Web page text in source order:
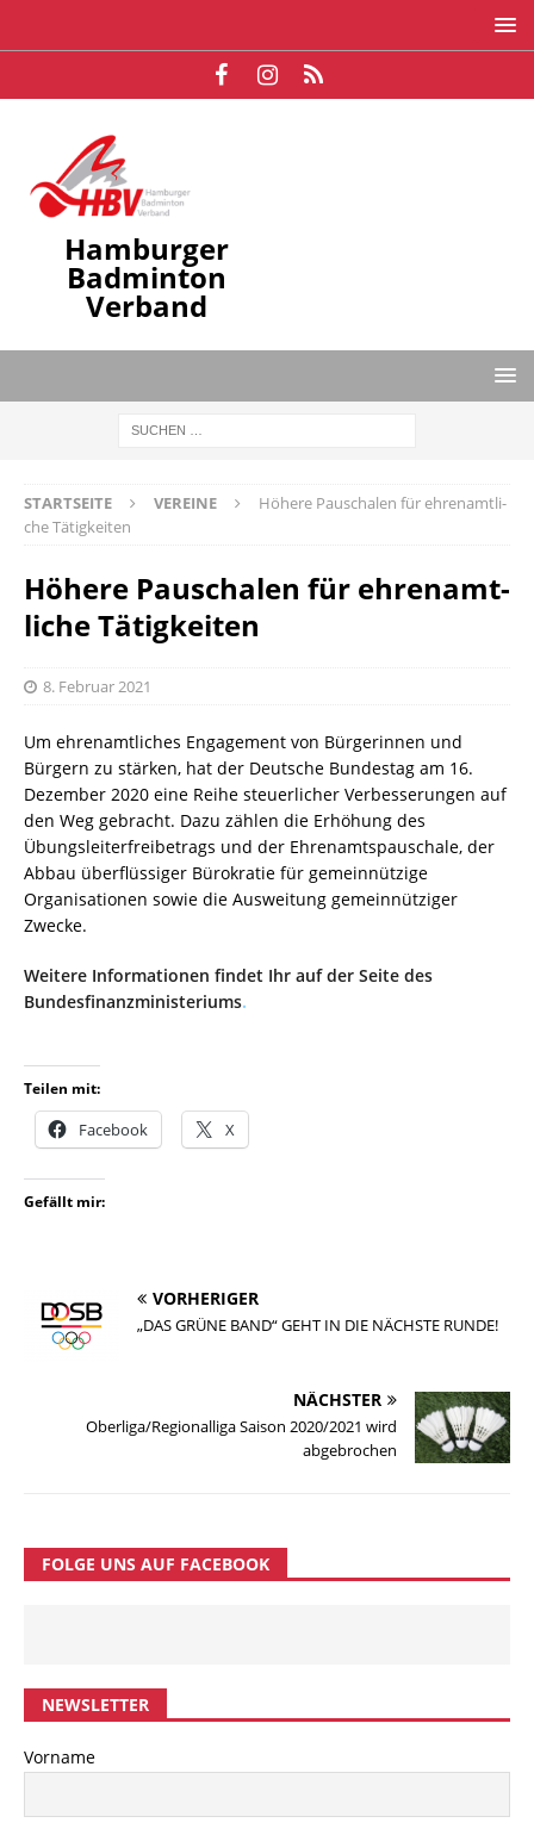
Hamburger
Badminton
Verband
STARTSEITE VEREINE
Hö­he­re Pau­scha­len für eh­ren­amt­li­
che Tä­tig­kei­ten
Hö­he­re Pau­scha­len für eh­ren­amt­
li­che Tä­tig­kei­ten
8. Februar 2021
Um ehrenamtliches Engagement von Bürgerinnen und
Bürgern zu stärken, hat der Deutsche Bundestag am 16.
Dezember 2020 eine Reihe steuerlicher Verbesserungen auf
den Weg gebracht. Dazu zählen die Erhöhung des
Übungsleiterfreibetrags und der Ehrenamtspauschale, der
Abbau überflüssiger Bürokratie für gemeinnützige
Organisationen sowie die Ausweitung gemeinnütziger
Zwecke.
Weitere Informationen findet Ihr auf der Seite des
Bundesfinanzministeriums.
Teilen mit:
Facebook X
Gefällt mir:
VORHERIGER
„DAS GRÜNE BAND“ GEHT IN DIE NÄCHSTE RUNDE!
NÄCHSTER
Oberliga/Regionalliga Saison 2020/2021 wird
abgebrochen
FOLGE UNS AUF FACEBOOK
NEWSLETTER
Vorname